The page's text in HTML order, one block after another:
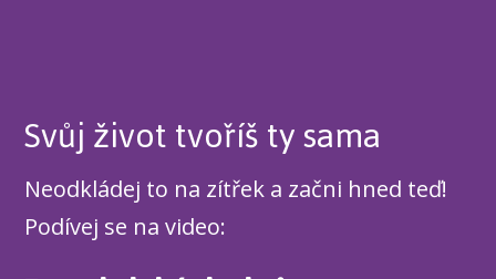
Svůj život tvoříš ty sama
Neodkládej to na zítřek a začni hned teď!
Podívej se na video: